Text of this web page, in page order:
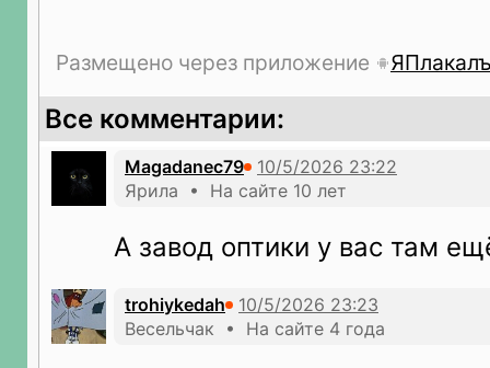
Размещено через приложение
Все комментарии:
Magadanec79
Ярила • На сайте 10 лет
А завод оптики у вас там
trohiykedah
Весельчак • На сайте 4 года